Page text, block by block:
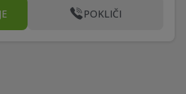
POKLIČI